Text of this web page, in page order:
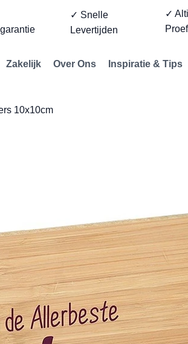
✓ Snelle
Levertijden
✓
Zakelijk Over Ons Inspiratie & Tips
10x10cm